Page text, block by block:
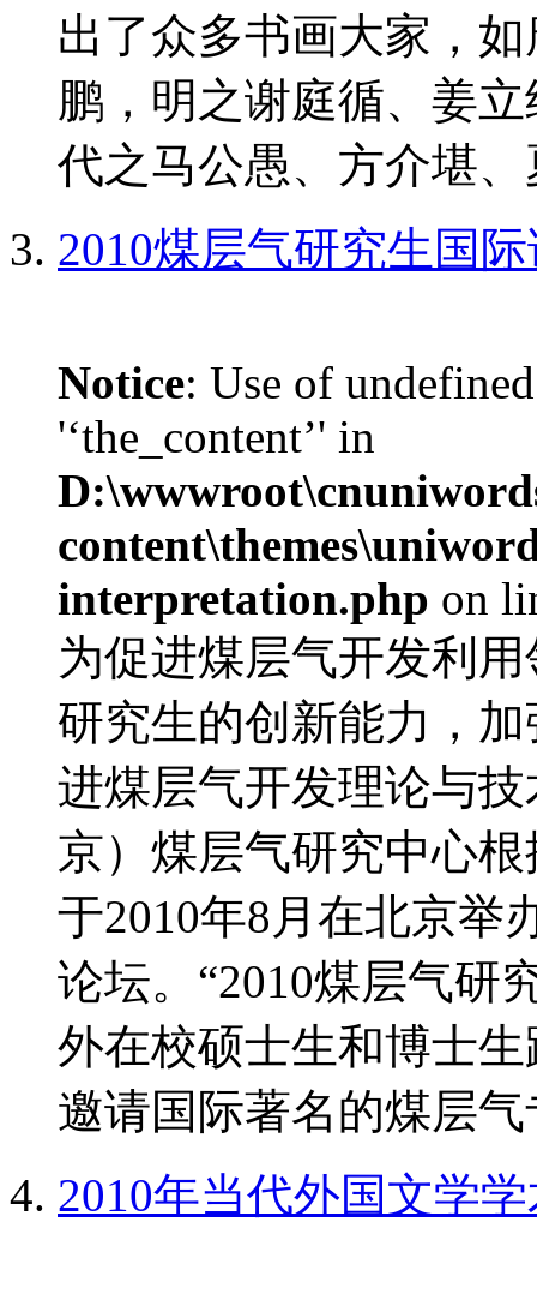
出了众多书画大家，
鹏，明之谢庭循、姜
代之马公愚、方介堪
2010煤层气研究生国
Notice: Use of
'‘the_content’' in
interpretation.php on
为促进煤层气开发利
研究生的创新能力，
进煤层气开发理论与
京）煤层气研究中心
于2010年8月在北京举
论坛。“2010煤层气研
外在校硕士生和博士
邀请国际著名的煤层
2010年当代外国文学